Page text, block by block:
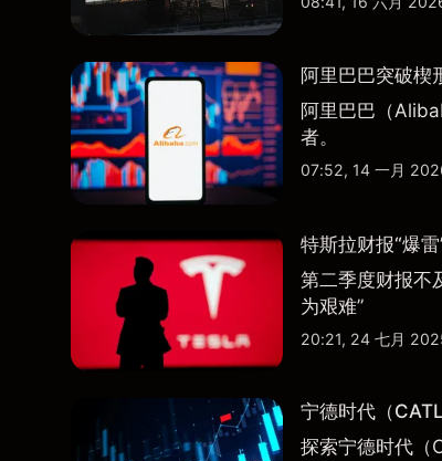
阿里巴巴突破楔
阿里巴巴（
者。
07:52, 14 一月
特斯拉财报“爆
第二季度财报不
为艰难”
20:21, 24 七月
宁德时代（
探索宁德时代（